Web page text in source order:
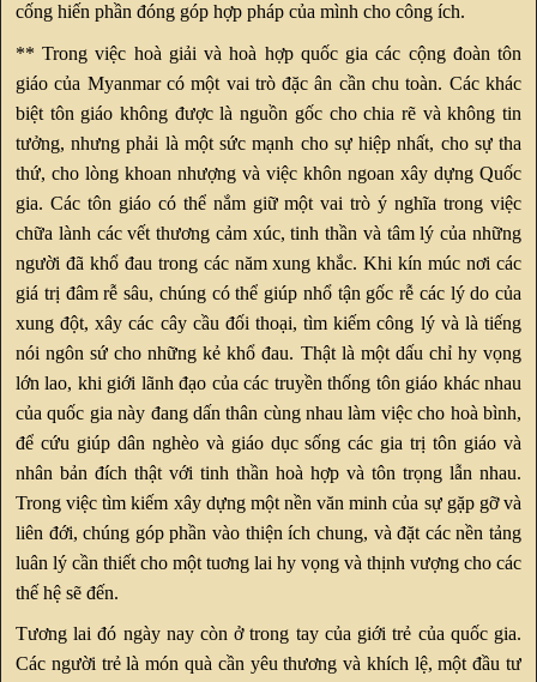
cống hiến phần đóng góp hợp pháp của mình cho công ích.
** Trong việc hoà giải và hoà hợp quốc gia các cộng đoàn tôn
giáo của Myanmar có một vai trò đặc ân cần chu toàn. Các khác
biệt tôn giáo không được là nguồn gốc cho chia rẽ và không tin
tưởng, nhưng phải là một sức mạnh cho sự hiệp nhất, cho sự tha
thứ, cho lòng khoan nhượng và việc khôn ngoan xây dựng Quốc
gia. Các tôn giáo có thể nắm giữ một vai trò ý nghĩa trong việc
chữa lành các vết thương cảm xúc, tinh thần và tâm lý của những
người đã khổ đau trong các năm xung khắc. Khi kín múc nơi các
giá trị đâm rễ sâu, chúng có thể giúp nhổ tận gốc rễ các lý do của
xung đột, xây các cây cầu đối thoại, tìm kiếm công lý và là tiếng
nói ngôn sứ cho những kẻ khổ đau. Thật là một dấu chỉ hy vọng
lớn lao, khi giới lãnh đạo của các truyền thống tôn giáo khác nhau
của quốc gia này đang dấn thân cùng nhau làm việc cho hoà bình,
để cứu giúp dân nghèo và giáo dục sống các gia trị tôn giáo và
nhân bản đích thật với tinh thần hoà hợp và tôn trọng lẫn nhau.
Trong việc tìm kiếm xây dựng một nền văn minh của sự gặp gỡ và
liên đới, chúng góp phần vào thiện ích chung, và đặt các nền tảng
luân lý cần thiết cho một tuơng lai hy vọng và thịnh vượng cho các
thế hệ sẽ đến.
Tương lai đó ngày nay còn ở trong tay của giới trẻ của quốc gia.
Các người trẻ là món quà cần yêu thương và khích lệ, một đầu tư